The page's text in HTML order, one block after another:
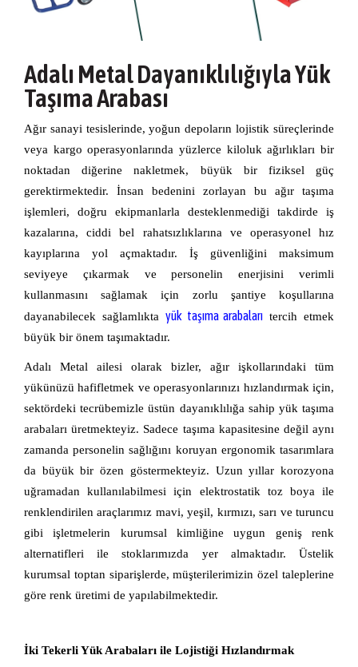
Adalı Metal Dayanıklılığıyla Yük
Taşıma Arabası
Ağır sanayi tesislerinde, yoğun depoların lojistik süreçlerinde
veya kargo operasyonlarında yüzlerce kiloluk ağırlıkları bir
noktadan diğerine nakletmek, büyük bir fiziksel güç
gerektirmektedir. İnsan bedenini zorlayan bu ağır taşıma
işlemleri, doğru ekipmanlarla desteklenmediği takdirde iş
kazalarına, ciddi bel rahatsızlıklarına ve operasyonel hız
kayıplarına yol açmaktadır. İş güvenliğini maksimum
seviyeye çıkarmak ve personelin enerjisini verimli
kullanmasını sağlamak için zorlu şantiye koşullarına
dayanabilecek sağlamlıkta yük taşıma arabaları tercih etmek
büyük bir önem taşımaktadır.
Adalı Metal ailesi olarak bizler, ağır işkollarındaki tüm
yükünüzü hafifletmek ve operasyonlarınızı hızlandırmak için,
sektördeki tecrübemizle üstün dayanıklılığa sahip yük taşıma
arabaları üretmekteyiz. Sadece taşıma kapasitesine değil aynı
zamanda personelin sağlığını koruyan ergonomik tasarımlara
da büyük bir özen göstermekteyiz. Uzun yıllar korozyona
uğramadan kullanılabilmesi için elektrostatik toz boya ile
renklendirilen araçlarımız mavi, yeşil, kırmızı, sarı ve turuncu
gibi işletmelerin kurumsal kimliğine uygun geniş renk
alternatifleri ile stoklarımızda yer almaktadır. Üstelik
kurumsal toptan siparişlerde, müşterilerimizin özel taleplerine
göre renk üretimi de yapılabilmektedir.
İki Tekerli Yük Arabaları ile Lojistiği Hızlandırmak